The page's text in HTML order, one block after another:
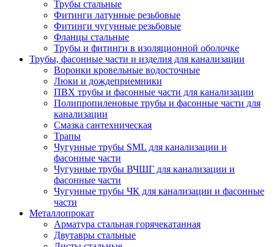
Трубы стальные
Фитинги латунные резьбовые
Фитинги чугунные резьбовые
Фланцы стальные
Трубы и фитинги в изоляционной оболочке
Трубы, фасонные части и изделия для канализации
Воронки кровельные водосточные
Люки и дождеприемники
ПВХ трубы и фасонные части для канализации
Полипропиленовые трубы и фасонные части для
канализации
Смазка сантехническая
Трапы
Чугунные трубы SML для канализации и
фасонные части
Чугунные трубы ВЧШГ для канализации и
фасонные части
Чугунные трубы ЧК для канализации и фасонные
части
Металлопрокат
Арматура стальная горячекатанная
Двутавры стальные